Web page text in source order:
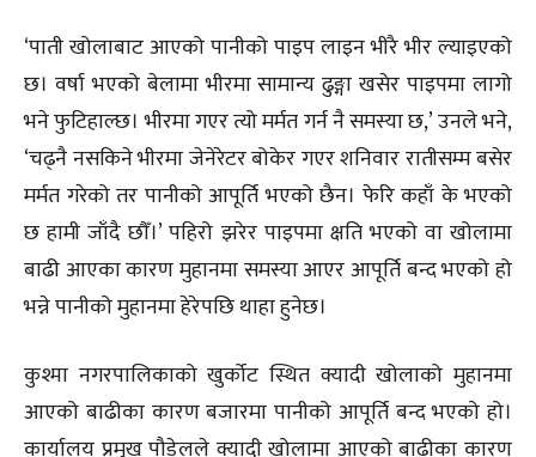
‘पाती खोलाबाट आएको पानीको पाइप लाइन भीरै भीर ल्याइएको
छ। वर्षा भएको बेलामा भीरमा सामान्य ढुङ्गा खसेर पाइपमा लागो
भने फुटिहाल्छ। भीरमा गएर त्यो मर्मत गर्न नै समस्या छ,’ उनले भने,
‘चढ्नै नसकिने भीरमा जेनेरेटर बोकेर गएर शनिवार रातीसम्म बसेर
मर्मत गरेको तर पानीको आपूर्ति भएको छैन। फेरि कहाँ के भएको
छ हामी जाँदै छौँ।’ पहिरो झरेर पाइपमा क्षति भएको वा खोलामा
बाढी आएका कारण मुहानमा समस्या आएर आपूर्ति बन्द भएको हो
भन्ने पानीको मुहानमा हेरेपछि थाहा हुनेछ।
कुश्मा नगरपालिकाको खुर्कोट स्थित क्यादी खोलाको मुहानमा
आएको बाढीका कारण बजारमा पानीको आपूर्ति बन्द भएको हो।